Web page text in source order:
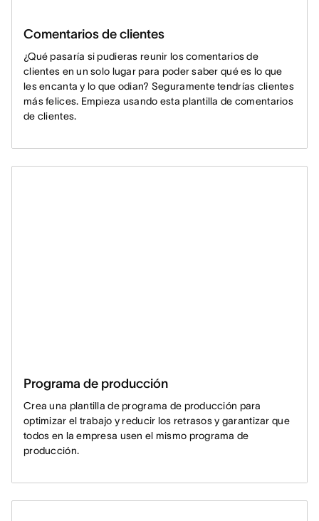
Comentarios de clientes
¿Qué pasaría si pudieras reunir los comentarios de
clientes en un solo lugar para poder saber qué es lo que
les encanta y lo que odian? Seguramente tendrías clientes
más felices. Empieza usando esta plantilla de comentarios
de clientes.
Programa de producción
Crea una plantilla de programa de producción para
optimizar el trabajo y reducir los retrasos y garantizar que
todos en la empresa usen el mismo programa de
producción.